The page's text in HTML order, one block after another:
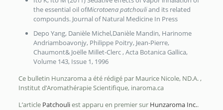
the essential oil ofMicrotoena patchouliand its related
compounds. Journal of Natural Medicine In Press
Depo Yang, Danièle Michel,Danièle Mandin, Harinome
Andriamboavonjy, Philippe Poitry, Jean-Pierre,
Chaumont& Joëlle Millet-Clerc , Acta Botanica Gallica,
Volume 143, Issue 1, 1996
Ce bulletin Hunzaroma a été rédigé par Maurice Nicole, ND.A. ,
Institut d’Aromathérapie Scientifique, inaroma.ca
L’article Patchouliest apparu en premier sur Hunzaroma Inc..